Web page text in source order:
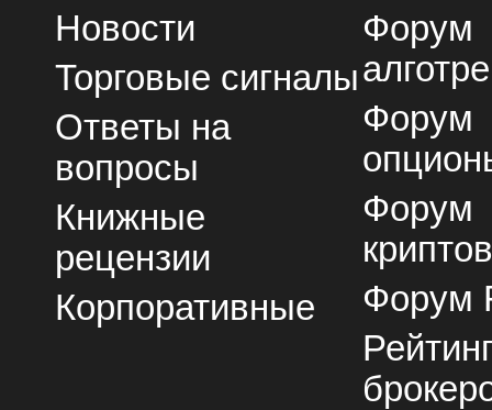
Новости
Торговые сигналы
Ответы на
вопросы
Книжные
рецензии
Корпоративные
Форум
Форум
Форум
Форум